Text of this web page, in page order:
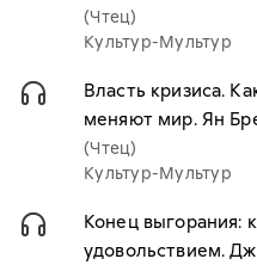
(Чтец)
Культур-Мультур
Власть кризиса.
меняют мир. Ян
(Чтец)
Культур-Мультур
Конец выгорания:
удовольствием.